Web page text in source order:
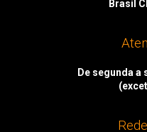
Brasil
De segunda a